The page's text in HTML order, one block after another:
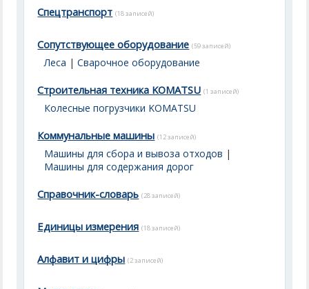
Спецтранспорт (18 записей)
Сопутствующее оборудование (59 записей)
Леса |Сварочное оборудование
Строительная техника KOMATSU (1 записей)
Колесные погрузчики KOMATSU
Коммунальные машины (12 записей)
Машины для сбора и вывоза отходов |
Машины для содержания дорог
Справочник-словарь (28 записей)
Единицы измерения (18 записей)
Алфавит и цифры (2 записей)